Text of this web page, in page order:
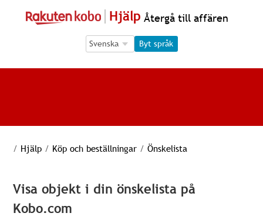
Hjälp Återgå till affären
Language Selection
Language Selection
Byt språk
/ Hjälp / Köp och beställningar / Önskelista
Visa objekt i din önskelista på
Kobo.com